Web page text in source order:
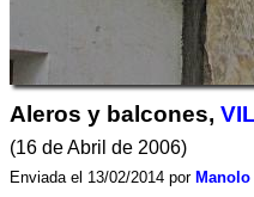
Aleros y balcones,
(16 de Abril de 2006)
Enviada el 13/02/2014 por Manolo